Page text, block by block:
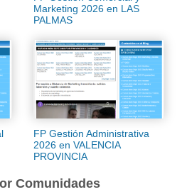
Marketing 2026 en LAS
PALMAS
FP Gestión Administrativa
2026 en VALENCIA
PROVINCIA
Comunidades